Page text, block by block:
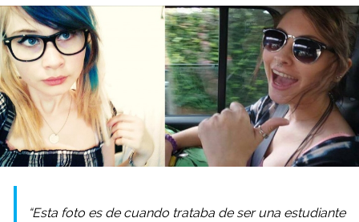
“Esta foto es de cuando trataba de ser una estudiante